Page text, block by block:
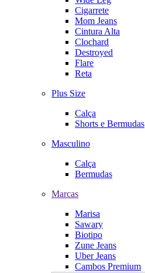
Cigarrete
Mom Jeans
Cintura Alta
Clochard
Destroyed
Flare
Reta
Plus Size
Calça
Shorts e Bermudas
Masculino
Calça
Bermudas
Marcas
Marisa
Sawary
Biotipo
Zune Jeans
Uber Jeans
Cambos Premium